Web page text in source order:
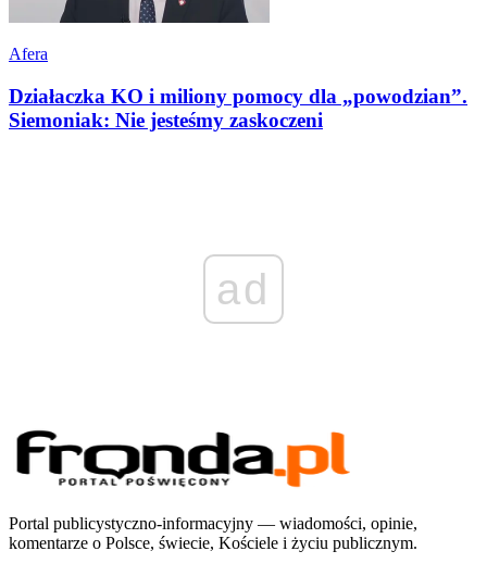
Afera
Działaczka KO i miliony pomocy dla „powodzian”.
Siemoniak: Nie jesteśmy zaskoczeni
ad
Portal publicystyczno-informacyjny — wiadomości, opinie,
komentarze o Polsce, świecie, Kościele i życiu publicznym.